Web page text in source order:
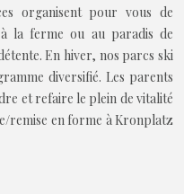
organisent pour vous de
la ferme ou au paradis de
En hiver, nos parcs ski
diversifié. Les parents
et refaire le plein de vitalité
remise en forme à Kronplatz